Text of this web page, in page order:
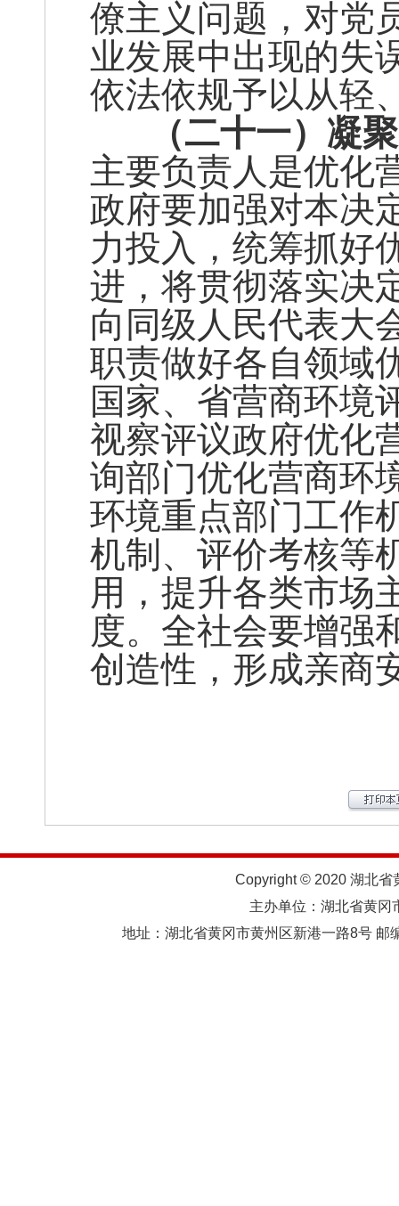
僚主义问题，对党
业发展中出现的失
依法依规予以从轻
（二十一）凝聚
主要负责人是优化
政府要加强对本决
力投入，统筹抓好
进，将贯彻落实决
向同级人民代表大
职责做好各自领域
国家、省营商环境
视察评议政府优化
询部门优化营商环
环境重点部门工作
机制、评价考核等
用，提升各类市场
度。全社会要增强
创造性，形成亲商
Copyright © 2020 湖北省
主办单位：湖北省黄
地址：湖北省黄冈市黄州区新港一路8号